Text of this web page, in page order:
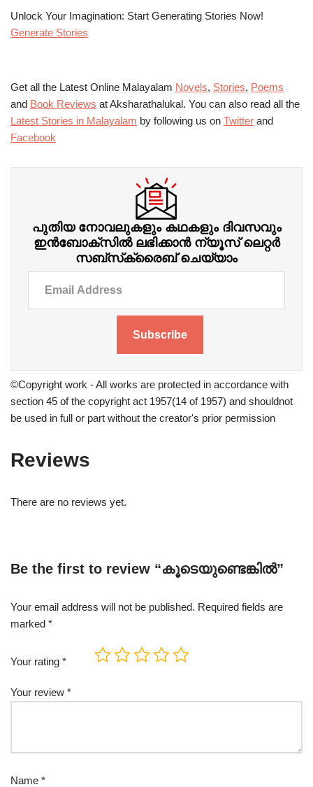
Unlock Your Imagination: Start Generating Stories Now!
Generate Stories
Get all the Latest Online Malayalam Novels, Stories, Poems
and Book Reviews at Aksharathalukal. You can also read all the
Latest Stories in Malayalam by following us on Twitter and
Facebook
പുതിയ നോവലുകളും കഥകളും ദിവസവും
ഇന്‍ബോക്‌സില്‍ ലഭിക്കാന്‍ ന്യൂസ് ലെറ്റർ
സബ്‌സ്‌ക്രൈബ് ചെയ്യാം
Subscribe
©Copyright work - All works are protected in accordance with
section 45 of the copyright act 1957(14 of 1957) and shouldnot
be used in full or part without the creator's prior permission
Reviews
There are no reviews yet.
Be the first to review “കൂടെയുണ്ടെങ്കിൽ”
Your email address will not be published. Required fields are
marked *
Your rating *
Your review *
Name *